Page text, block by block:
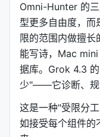
遍历史"，而是参
只是优化了"重新
记不住"的本质。
于是 Agent 框架被
部系统。
Hermes 的做法是
史、工具调用结果
Omni-Hunter 的
型更多自由度，而
限的范围内做擅
能写诗，Mac
据库。Grok 4.3
少"——它诊断、规
这是一种"受限分
如接受每个组件的